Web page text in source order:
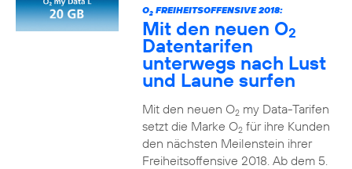
O2FREIHEITSOFFENSIVE 2018:
Mit den neuen O2
Datentarifen
unterwegs nach Lust
und Laune surfen
Mit den neuen O2my Data-Tarifen
setzt die Marke O2für ihre Kunden
den nächsten Meilenstein ihrer
Freiheitsoffensive 2018. Ab dem 5.